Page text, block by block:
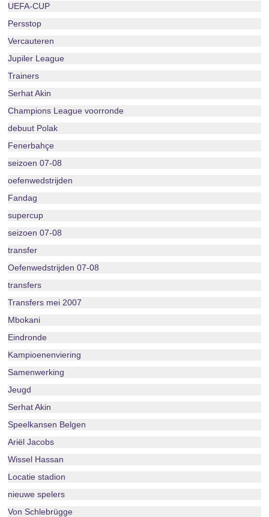
UEFA-CUP
Persstop
Vercauteren
Jupiler League
Trainers
Serhat Akin
Champions League voorronde
debuut Polak
Fenerbahçe
seizoen 07-08
oefenwedstrijden
Fandag
supercup
seizoen 07-08
transfer
Oefenwedstrijden 07-08
transfers
Transfers mei 2007
Mbokani
Eindronde
Kampioenenviering
Samenwerking
Jeugd
Serhat Akin
Speelkansen Belgen
Ariël Jacobs
Wissel Hassan
Locatie stadion
nieuwe spelers
Von Schlebrügge